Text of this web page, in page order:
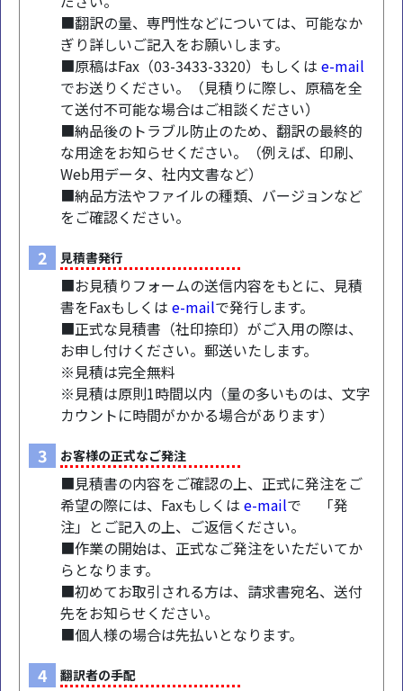
■翻訳の量、専門性などについては、可能なか
ぎり詳しいご記入をお願いします。
■原稿はFax（03-3433-3320）もしくは e-mail
でお送りください。（見積りに際し、原稿を全
て送付不可能な場合はご相談ください）
■納品後のトラブル防止のため、翻訳の最終的
な用途をお知らせください。（例えば、印刷、
Web用データ、社内文書など）
■納品方法やファイルの種類、バージョンなど
をご確認ください。
2 見積書発行
■お見積りフォームの送信内容をもとに、見積
書をFaxもしくは e-mailで発行します。
■正式な見積書（社印捺印）がご入用の際は、
お申し付けください。郵送いたします。
※見積は完全無料
※見積は原則1時間以内（量の多いものは、文字
カウントに時間がかかる場合があります）
3 お客様の正式なご発注
■見積書の内容をご確認の上、正式に発注をご
希望の際には、Faxもしくは e-mailで 「発
注」とご記入の上、ご返信ください。
■作業の開始は、正式なご発注をいただいてか
らとなります。
■初めてお取引される方は、請求書宛名、送付
先をお知らせください。
■個人様の場合は先払いとなります。
4 翻訳者の手配